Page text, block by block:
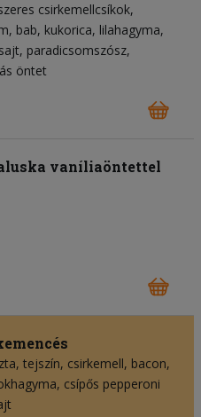
csirkemellcsíkok
bab kukorica lilahagyma
sajt paradicsomszósz
öntet
vaníliaöntettel
tejszín csirkemell bacon
csípős pepperoni